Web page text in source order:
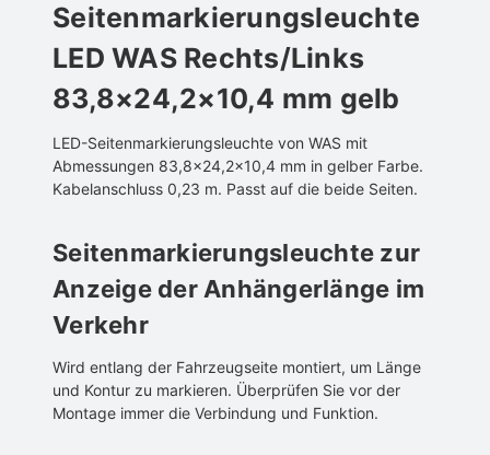
Seitenmarkierungsleuchte
LED WAS Rechts/Links
83,8×24,2×10,4 mm gelb
LED-Seitenmarkierungsleuchte von WAS mit
Abmessungen 83,8×24,2×10,4 mm in gelber Farbe.
Kabelanschluss 0,23 m. Passt auf die beide Seiten.
Seitenmarkierungsleuchte zur
Anzeige der Anhängerlänge im
Verkehr
Wird entlang der Fahrzeugseite montiert, um Länge
und Kontur zu markieren. Überprüfen Sie vor der
Montage immer die Verbindung und Funktion.